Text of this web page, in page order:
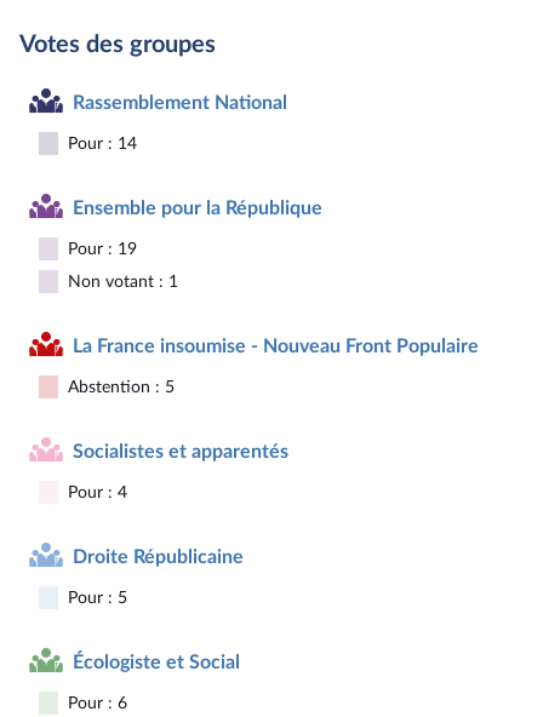
Votes des groupes
Rassemblement National
Pour : 14
Ensemble pour la République
Pour : 19
Non votant : 1
La France insoumise - Nouveau Front Populaire
Abstention : 5
Socialistes et apparentés
Pour : 4
Droite Républicaine
Pour : 5
Écologiste et Social
Pour : 6